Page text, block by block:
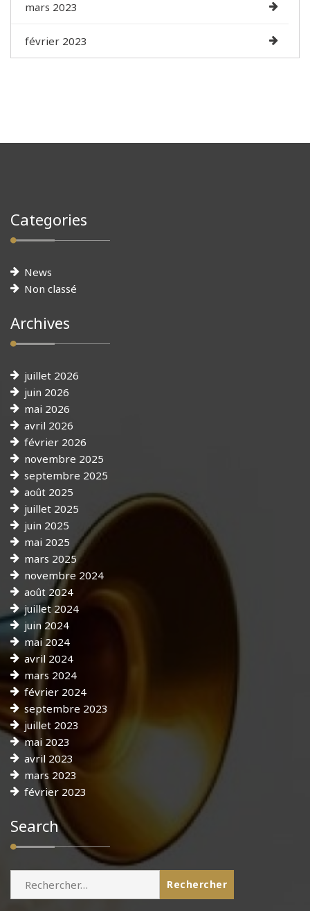
mars 2023
février 2023
Categories
News
Non classé
Archives
juillet 2026
juin 2026
mai 2026
avril 2026
février 2026
novembre 2025
septembre 2025
août 2025
juillet 2025
juin 2025
mai 2025
mars 2025
novembre 2024
août 2024
juillet 2024
juin 2024
mai 2024
avril 2024
mars 2024
février 2024
septembre 2023
juillet 2023
mai 2023
avril 2023
mars 2023
février 2023
Search